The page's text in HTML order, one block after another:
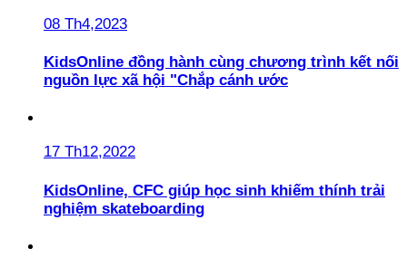
08 Th4,2023
KidsOnline đồng hành cùng chương trình kết nối
nguồn lực xã hội "Chắp cánh ước
17 Th12,2022
KidsOnline, CFC giúp học sinh khiếm thính trải
nghiệm skateboarding